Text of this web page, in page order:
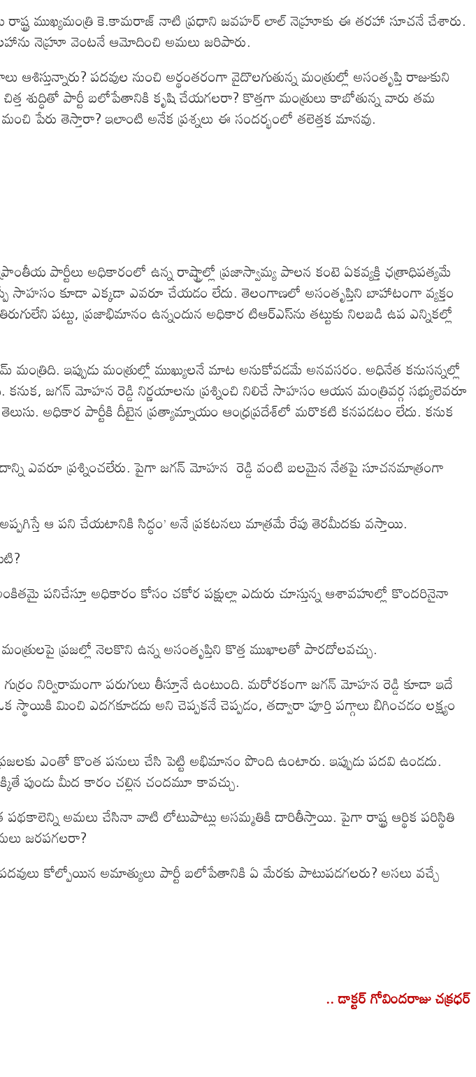
రాష్ట్ర ముఖ్యమంత్రి కె.కామరాజ్ నాటి ప్రధాని జవహర్ లాల్ నెహ్రూకు ఈ తరహా సూచనే చేశారు.
నెహ్రూ వెంటనే ఆమోదించి అమలు జరిపారు.
పదవుల నుంచి అర్థంతరంగా వైదొలగుతున్న మంత్రుల్లో అసంతృప్తి రాజుకుని
చిత్త శుద్ధితో పార్టీ బలోపేతానికి కృషి చేయగలరా? కొత్తగా మంత్రులు కాబోతున్న వారు తమ
పేరు తెస్తారా? ఇలాంటి అనేక ప్రశ్నలు ఈ సందర్భంలో తలెత్తక మానవు.
పార్టీలు అధికారంలో ఉన్న రాష్ట్రాల్లో ప్రజాస్వామ్య పాలన కంటె ఏకవ్యక్తి ఛత్రాధిపత్యమే
కూడా ఎక్కడా ఎవరూ చేయడం లేదు. తెలంగాణలో అసంతృప్తిని బాహాటంగా వ్యక్తం
పట్టు, ప్రజాభిమానం ఉన్నందున అధికార టిఆర్ఎస్‌ను తట్టుకు నిలబడి ఉప ఎన్నికల్లో
మంత్రిది. ఇప్పుడు మంత్రుల్లో ముఖ్యులనే మాట అనుకోవడమే అనవసరం. అధినేత కనుసన్నల్లో
జగన్ మోహన రెడ్డి నిర్ణయాలను ప్రశ్నించి నిలిచే సాహసం ఆయన మంత్రివర్గ సభ్యులెవరూ
అధికార పార్టీకి దీటైన ప్రత్యామ్నాయం ఆంధ్రప్రదేశ్‌లో మరొకటి కనపడటం లేదు. కనుక
దాన్ని ఎవరూ ప్రశ్నించలేరు. పైగా జగన్ మోహన రెడ్డి వంటి బలమైన నేతపై సూచనమాత్రంగా
ఆ పని చేయటానికి సిద్ధం’ అనే ప్రకటనలు మాత్రమే రేపు తెరమీదకు వస్తాయి.
పనిచేస్తూ అధికారం కోసం చకోర పక్షుల్లా ఎదురు చూస్తున్న ఆశావహుల్లో కొందరినైనా
ప్రజల్లో నెలకొని ఉన్న అసంతృప్తిని కొత్త ముఖాలతో పారదోలవచ్చు.
నిర్విరామంగా పరుగులు తీస్తూనే ఉంటుంది. మరోరకంగా జగన్ మోహన రెడ్డి కూడా ఇదే
మించి ఎదగకూడదు అని చెప్పకనే చెప్పడం, తద్వారా పూర్తి పగ్గాలు బిగించడం లక్ష్యం
ఎంతో కొంత పనులు చేసి పెట్టి అభిమానం పొంది ఉంటారు. ఇప్పుడు పదవి ఉండదు.
పుండు మీద కారం చల్లిన చందమూ కావచ్చు.
అమలు చేసినా వాటి లోటుపాట్లు అసమ్మతికి దారితీస్తాయి. పైగా రాష్ట్ర ఆర్థిక పరిస్థితి
జరపగలరా?
కోల్పోయిన అమాత్యులు పార్టీ బలోపేతానికి ఏ మేరకు పాటుపడగలరు? అసలు వచ్చే
.. డాక్టర్ గోవిందరాజు చక్రధర్